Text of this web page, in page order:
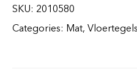
SKU: 2010580
Categories: Mat, Vloertegels